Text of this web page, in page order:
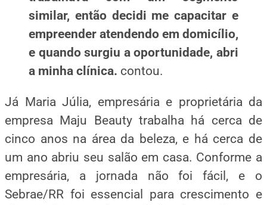
similar, então decidi me capacitar e
empreender atendendo em domicílio,
e quando surgiu a oportunidade, abri
a minha clínica. contou.
Já Maria Júlia, empresária e proprietária da
empresa Maju Beauty trabalha há cerca de
cinco anos na área da beleza, e há cerca de
um ano abriu seu salão em casa. Conforme a
empresária, a jornada não foi fácil, e o
Sebrae/RR foi essencial para crescimento e